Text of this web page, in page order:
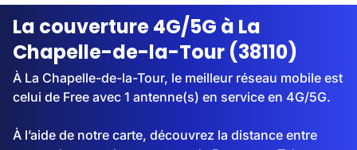
Streaming
La couverture 4G/5G à La
Chapelle-de-la-Tour (38110)
À La Chapelle-de-la-Tour, le meilleur réseau mobile est
celui de Free avec 1 antenne(s) en service en 4G/5G.
À l’aide de notre carte, découvrez la distance entre